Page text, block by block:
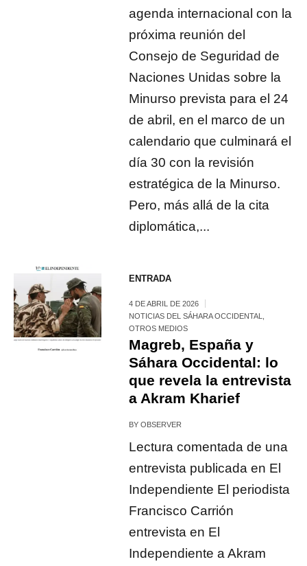
agenda internacional con la
próxima reunión del
Consejo de Seguridad de
Naciones Unidas sobre la
Minurso prevista para el 24
de abril, en el marco de un
calendario que culminará el
día 30 con la revisión
estratégica de la Minurso.
Pero, más allá de la cita
diplomática,...
ENTRADA
4 DE ABRIL DE 2026
NOTICIAS DEL SÁHARA OCCIDENTAL
OTROS MEDIOS
Magreb, España y
Sáhara Occidental: lo
que revela la entrevista
a Akram Kharief
BYOBSERVER
Lectura comentada de una
entrevista publicada en El
Independiente El periodista
Francisco Carrión
entrevista en El
Independiente a Akram